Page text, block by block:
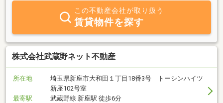
この不動産会社が取り扱う
賃貸物件を探す
株式会社武蔵野ネット不動産
所在地
埼玉県新座市大和田１丁目18番3号 トーシンハイツ
新座102号室
最寄駅
武蔵野線 新座駅 徒歩6分